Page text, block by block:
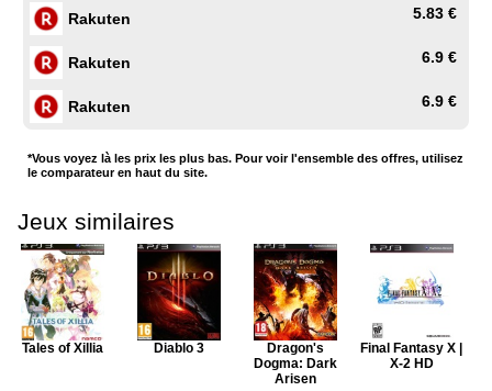
Rakuten 5.83 €
Rakuten 6.9 €
Rakuten 6.9 €
*Vous voyez là les prix les plus bas. Pour voir l'ensemble des offres, utilisez
le comparateur en haut du site.
Jeux similaires
Tales of Xillia Diablo 3
Dragon's
Dogma: Dark
Arisen
Final Fantasy X |
X-2 HD